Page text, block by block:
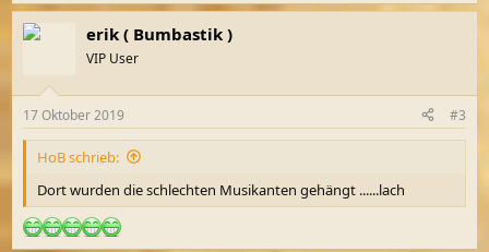
erik ( Bumbastik )
VIP User
17 Oktober 2019 #3
HoB schrieb:
Dort wurden die schlechten Musikanten gehängt ......lach